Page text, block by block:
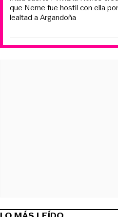
que Neme fue hostil con ella por
lealtad a Argandoña